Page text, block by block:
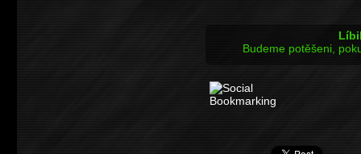
Budeme potěšeni,